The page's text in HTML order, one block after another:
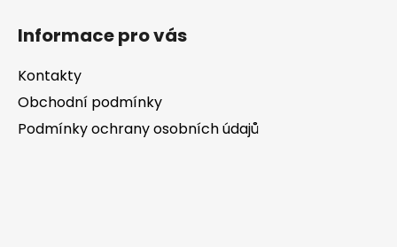
Informace pro vás
Kontakty
Obchodní podmínky
Podmínky ochrany osobních údajů